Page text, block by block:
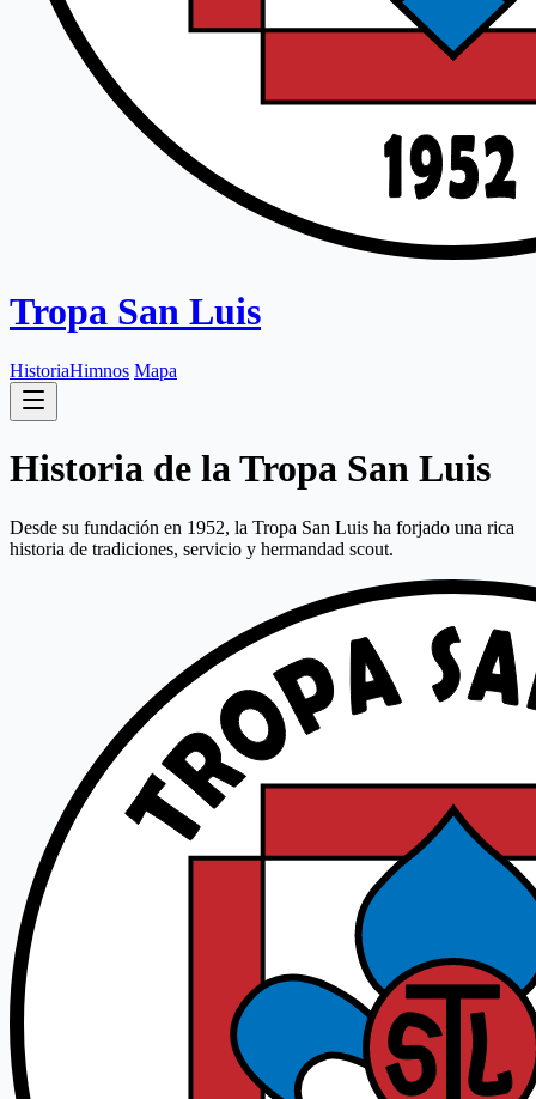
Tropa San Luis
HistoriaHimnos Mapa
Historia de la Tropa San Luis
Desde su fundación en 1952, la Tropa San Luis ha forjado una rica
historia de tradiciones, servicio y hermandad scout.